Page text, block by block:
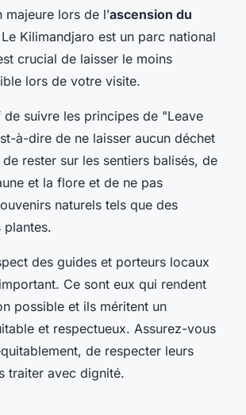
lors de l’ascension du
Kilimandjaro est un parc national
crucial de laisser le moins
lors de votre visite.
de suivre les principes de "Leave
à-dire de ne laisser aucun déchet
rester sur les sentiers balisés, de
et la flore et de ne pas
naturels tels que des
plantes.
des guides et porteurs locaux
Ce sont eux qui rendent
possible et ils méritent un
et respectueux. Assurez-vous
de respecter leurs
traiter avec dignité.